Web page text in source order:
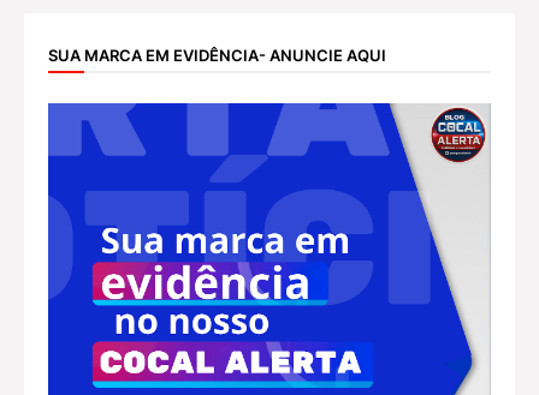
SUA MARCA EM EVIDÊNCIA- ANUNCIE AQUI